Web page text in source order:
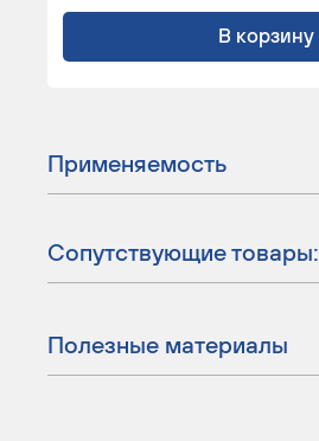
В корзину
Применяемость
Сопутствующие товары:
Полезные материалы